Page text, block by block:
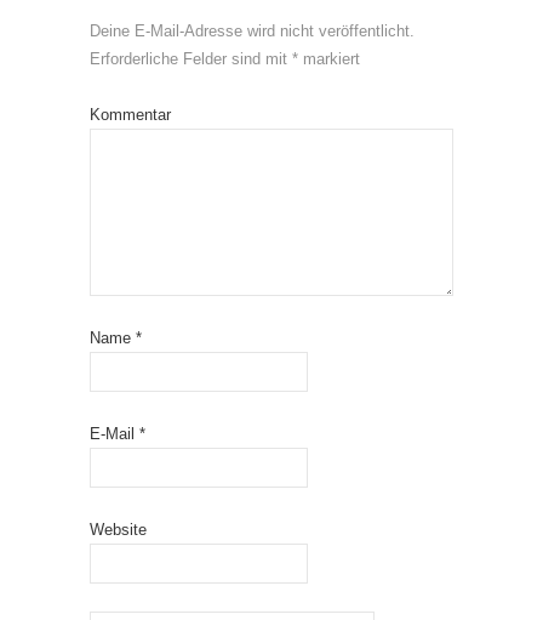
Deine E-Mail-Adresse wird nicht veröffentlicht.
Erforderliche Felder sind mit * markiert
Kommentar
Name *
E-Mail *
Website